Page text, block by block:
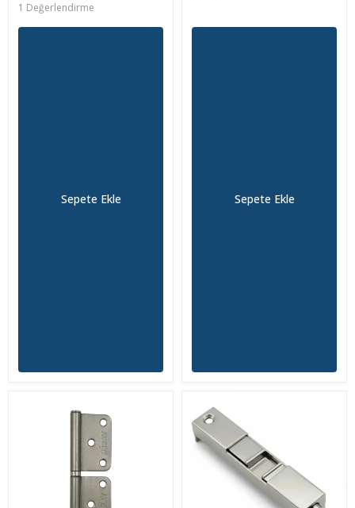
1 Değerlendirme
Sepete Ekle Sepete Ekle